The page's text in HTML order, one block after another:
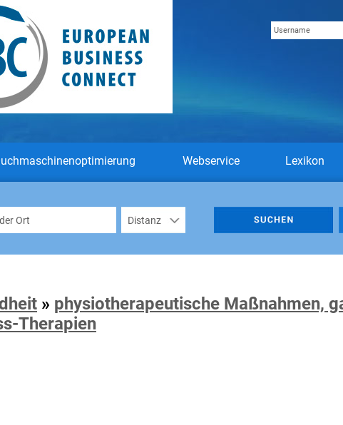
Webservice Lexikon
» physiotherapeutische Maßnahmen,
Therapien